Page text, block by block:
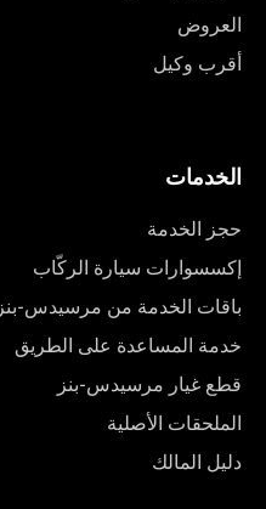
العروض
أقرب وكيل
الخدمات
حجز الخدمة
إكسسوارات سيارة الركّاب
باقات الخدمة من مرسيدس-بنز
خدمة المساعدة على الطريق
قطع غيار مرسيدس-بنز
الملحقات الأصلية
دليل المالك